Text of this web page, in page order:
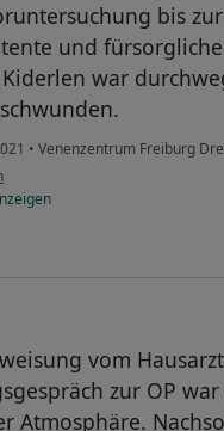
bis
und
war
• Venenzentrum Freiburg
vom
zur OP
Atmosphäre.